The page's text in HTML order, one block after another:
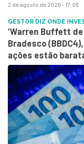
2 de agosto de 2026 - 17:05
GESTOR DIZ ONDE
‘Warren Buffett
Bradesco
ações estão